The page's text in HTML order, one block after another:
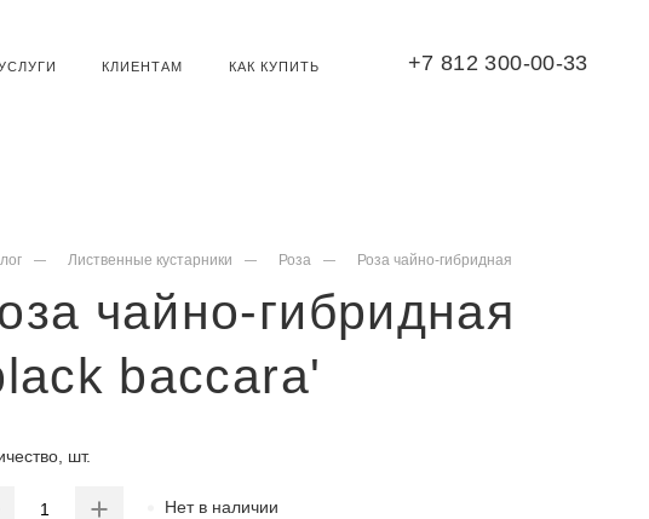
КЛИЕНТАМ КАК КУПИТЬ +7 812 300-00-33
Лиственные кустарники Роза Роза чайно-гибридная
чайно-гибридная
baccara'
шт.
Нет в наличии